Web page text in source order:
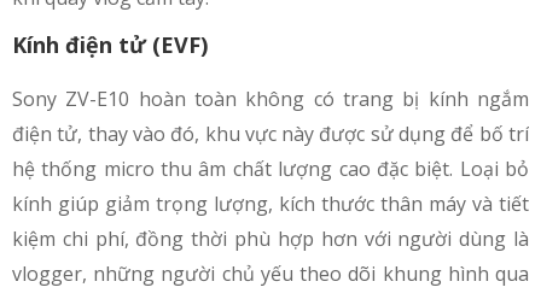
Kính điện tử (EVF)
Sony ZV-E10 hoàn toàn không có trang bị kính ngắm
điện tử, thay vào đó, khu vực này được sử dụng để bố trí
hệ thống micro thu âm chất lượng cao đặc biệt. Loại bỏ
kính giúp giảm trọng lượng, kích thước thân máy và tiết
kiệm chi phí, đồng thời phù hợp hơn với người dùng là
vlogger, những người chủ yếu theo dõi khung hình qua